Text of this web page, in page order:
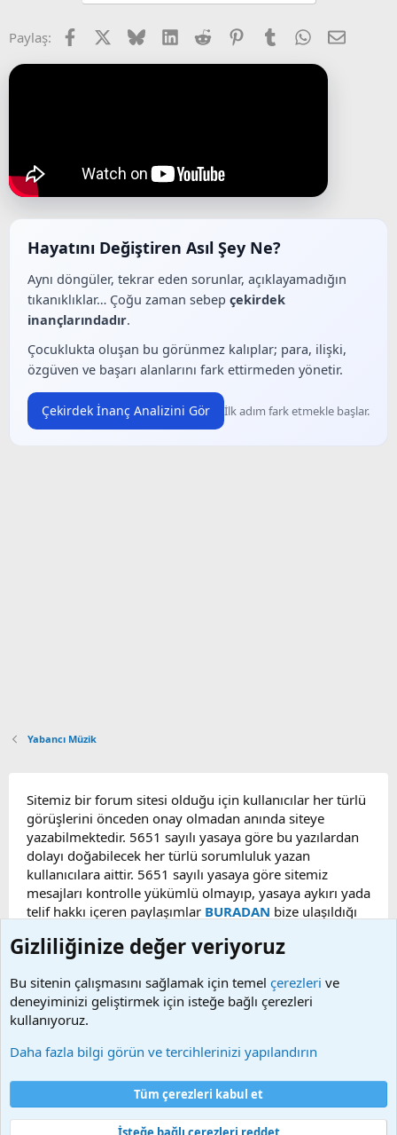
Paylaş: FacebookX (Twitter)
BlueskyLinkedInReddit PinterestTumblr WhatsApp
E-posta
Hayatını Değiştiren Asıl Şey Ne?
Aynı döngüler, tekrar eden sorunlar, açıklayamadığın
tıkanıklıklar… Çoğu zaman sebep çekirdek
inançlarındadır.
Çocuklukta oluşan bu görünmez kalıplar; para, ilişki,
özgüven ve başarı alanlarını fark ettirmeden yönetir.
Çekirdek İnanç Analizini Gör İlk adım fark etmekle başlar.
Yabancı Müzik
Sitemiz bir forum sitesi olduğu için kullanıcılar her türlü
görüşlerini önceden onay olmadan anında siteye
yazabilmektedir. 5651 sayılı yasaya göre bu yazılardan
dolayı doğabilecek her türlü sorumluluk yazan
kullanıcılara aittir. 5651 sayılı yasaya göre sitemiz
mesajları kontrolle yükümlü olmayıp, yasaya aykırı yada
telif hakkı içeren paylaşımlar BURADAN bize ulaşıldığı
kaldırılacaktır. Sitemizde Bulunan Videolar YouTube,
alınmaktadır. Telif hakları sorumluluğu bu sitelere aittir.
Videoların hiç biri sunucularımızda bulunmamaktadır.
Şartlar ve kurallar Gizlilik politikası
Ana sayfa
Gizliliğinize değer veriyoruz
Bu sitenin çalışmasını sağlamak için temel çerezleri ve
deneyiminizi geliştirmek için isteğe bağlı çerezleri
kullanıyoruz.
Daha fazla bilgi görün ve tercihlerinizi yapılandırın
Tüm çerezleri kabul et